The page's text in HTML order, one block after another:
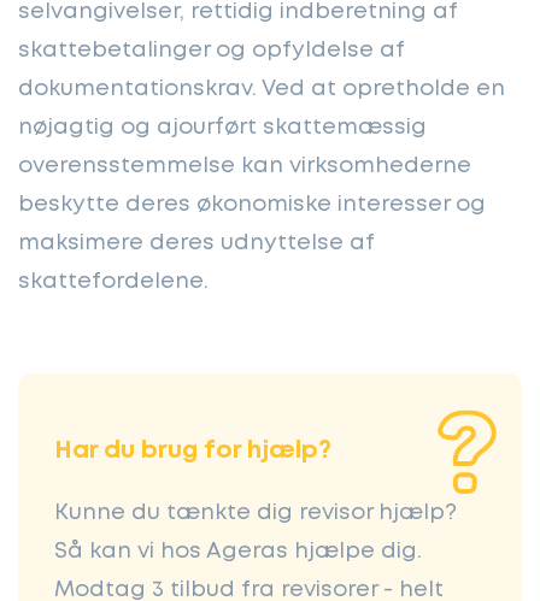
selvangivelser, rettidig indberetning af
skattebetalinger og opfyldelse af
dokumentationskrav. Ved at opretholde en
nøjagtig og ajourført skattemæssig
overensstemmelse kan virksomhederne
beskytte deres økonomiske interesser og
maksimere deres udnyttelse af
skattefordelene.
Har du brug for hjælp?
Kunne du tænkte dig revisor hjælp?
Så kan vi hos Ageras hjælpe dig.
Modtag 3 tilbud fra revisorer - helt